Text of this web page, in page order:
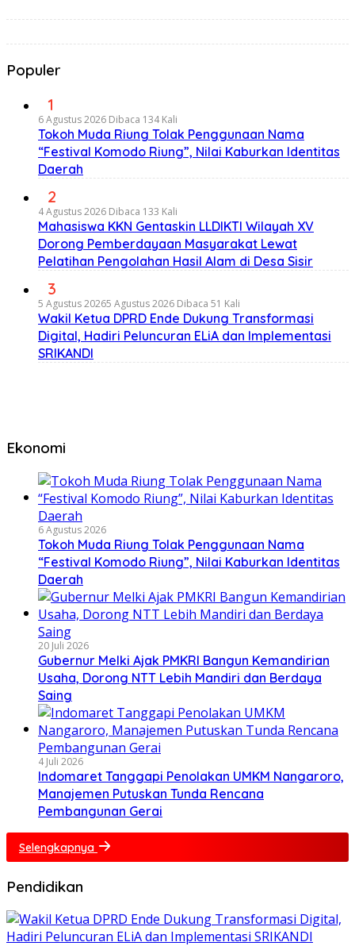
Populer
1
6 Agustus 2026 Dibaca 134 Kali
Tokoh Muda Riung Tolak Penggunaan Nama
“Festival Komodo Riung”, Nilai Kaburkan Identitas
Daerah
2
4 Agustus 2026 Dibaca 133 Kali
Mahasiswa KKN Gentaskin LLDIKTI Wilayah XV
Dorong Pemberdayaan Masyarakat Lewat
Pelatihan Pengolahan Hasil Alam di Desa Sisir
3
5 Agustus 20265 Agustus 2026 Dibaca 51 Kali
Wakil Ketua DPRD Ende Dukung Transformasi
Digital, Hadiri Peluncuran ELiA dan Implementasi
SRIKANDI
Ekonomi
6 Agustus 2026
Tokoh Muda Riung Tolak Penggunaan Nama
“Festival Komodo Riung”, Nilai Kaburkan Identitas
Daerah
20 Juli 2026
Gubernur Melki Ajak PMKRI Bangun Kemandirian
Usaha, Dorong NTT Lebih Mandiri dan Berdaya
Saing
4 Juli 2026
Indomaret Tanggapi Penolakan UMKM Nangaroro,
Manajemen Putuskan Tunda Rencana
Pembangunan Gerai
Selengkapnya
Pendidikan